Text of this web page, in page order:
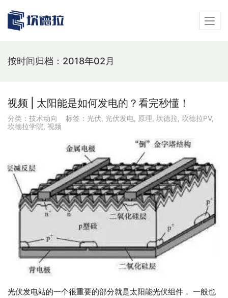
按时间归档：2018年02月
视频 | 太阳能是如何发电的？看完秒懂！
分类： 技术动向 标签： 光伏, 光伏发电, 原理, 坎德拉, 坎德拉PV,
坎德拉学院, 视频
光伏发电站的一个很重要的部分就是太阳能光伏组件， 一般也